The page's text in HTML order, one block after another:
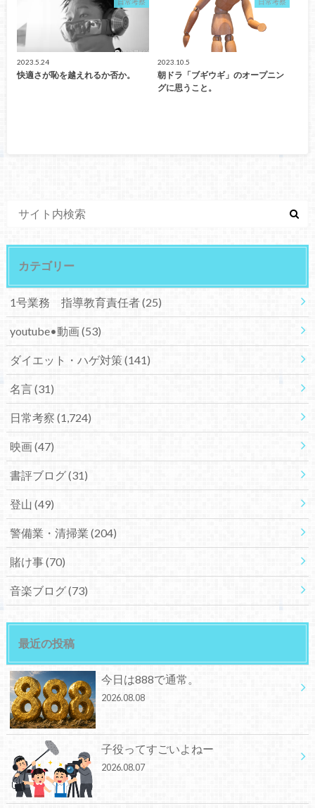
2023.5.24
快適さが恥を越えれるか否か。
2023.10.5
朝ドラ「ブギウギ」のオープニン
グに思うこと。
カテゴリー
1号業務 指導教育責任者(25)
youtube•動画(53)
ダイエット・ハゲ対策(141)
名言(31)
日常考察 (1,724)
映画(47)
書評ブログ(31)
登山 (49)
警備業・清掃業 (204)
賭け事(70)
音楽ブログ(73)
最近の投稿
今日は888で通常。
2026.08.08
子役ってすごいよねー
2026.08.07